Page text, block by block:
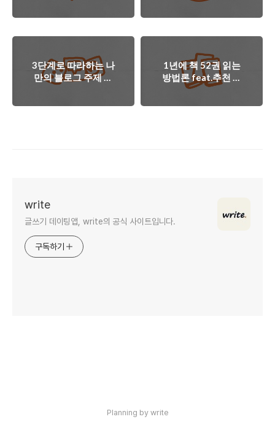
3단계로 따라하는 나
만의 블로그 주제 발
1년에 책 52권 읽는
방법론 feat.추천 도
서
write
글쓰기 데이팅앱, write의 공식 사이트입니다.
구독하기
Planning by write